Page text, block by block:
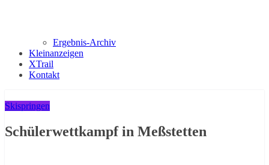
Ergebnis-Archiv
Kleinanzeigen
XTrail
Kontakt
Skispringen
Schülerwettkampf in Meßstetten